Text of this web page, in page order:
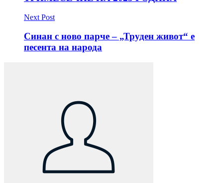
Next Post
Синан с ново парче – „Труден живот“ е
песента на народа